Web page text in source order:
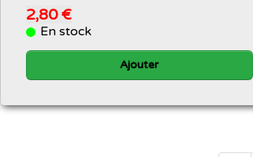
2,80 €
En stock
Ajouter